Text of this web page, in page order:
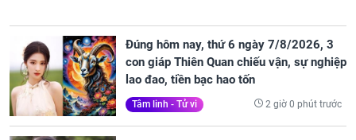
Đúng hôm nay, thứ 6 ngày 7/8/2026, 3
con giáp Thiên Quan chiếu vận, sự nghiệp
lao đao, tiền bạc hao tốn
Tâm linh - Tử vi 2 giờ 0 phút trước